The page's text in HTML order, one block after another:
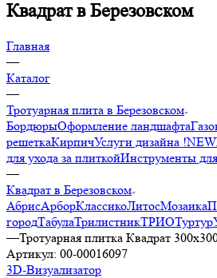
Квадрат в Березовском
Главная
—
Каталог
—
Тротуарная плита в Березовском
БордюрыОформление ландшафта
решеткаКирпичУслуги дизайна !NEW
для ухода за плиткойИнструменты
—
Квадрат в Березовском
АбрисАрборКлассикоЛитосМозаика
городТабулаТрилистникТРИОТуртур
—Тротуарная плитка Квадрат
Артикул: 00-00016097
3D-Визуализатор